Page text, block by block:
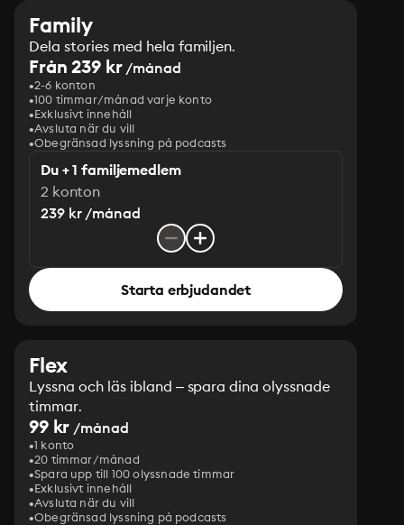
Family
Dela stories med hela familjen.
Från 239 kr/månad
2-6 konton
100 timmar/månad varje konto
Exklusivt innehåll
Avsluta när du vill
Obegränsad lyssning på podcasts
Du + 1 familjemedlem
2 konton
239 kr /månad
Starta erbjudandet
Flex
Lyssna och läs ibland – spara dina olyssnade
timmar.
99 kr /månad
1 konto
20 timmar/månad
Spara upp till 100 olyssnade timmar
Exklusivt innehåll
Avsluta när du vill
Obegränsad lyssning på podcasts